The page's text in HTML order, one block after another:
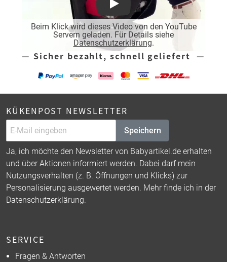
Beim Klick wird dieses Video von den YouTube
Servern geladen. Für Details siehe
Datenschutzerklärung.
Play
— Sicher bezahlt, schnell geliefert —
KÜKENPOST NEWSLETTER
Speichern
Ja, ich möchte den Newsletter von Babyartikel.de erhalten
und über Aktionen informiert werden. Dabei darf mein
Nutzungsverhalten (z. B. Öffnungen und Klicks) zur
Personalisierung ausgewertet werden. Mehr finde ich in der
Datenschutzerklärung.
SERVICE
Fragen & Antworten